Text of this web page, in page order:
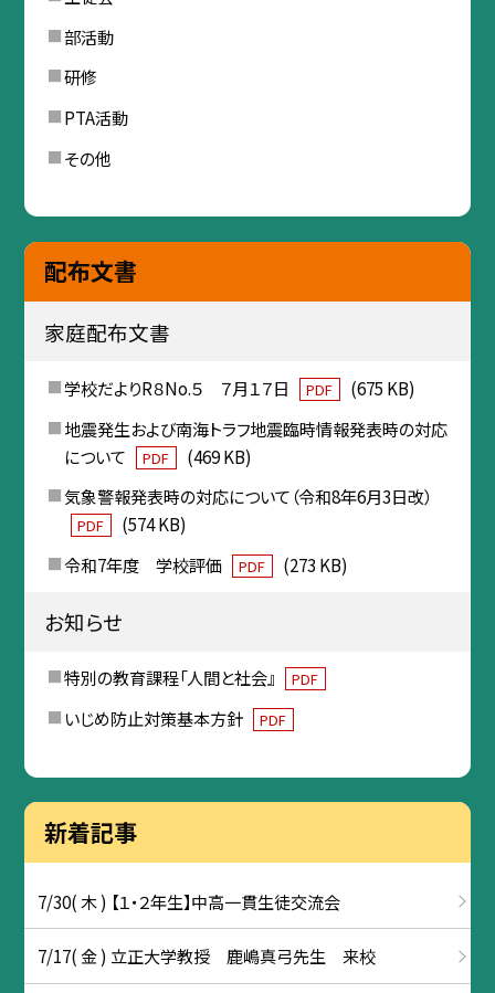
部活動
研修
PTA活動
その他
配布文書
家庭配布文書
学校だよりR８No.５ ７月１７日 PDF
(675 KB)
地震発生および南海トラフ地震臨時情報発表時の対応
について
PDF
(469 KB)
気象警報発表時の対応について（令和8年6月3日改）
PDF
(574 KB)
令和7年度 学校評価
PDF (273 KB)
お知らせ
特別の教育課程「人間と社会』 PDF
いじめ防止対策基本方針 PDF
新着記事
7/30( 木 ) 【１・２年生】中高一貫生徒交流会
7/17( 金 ) 立正大学教授 鹿嶋真弓先生 来校